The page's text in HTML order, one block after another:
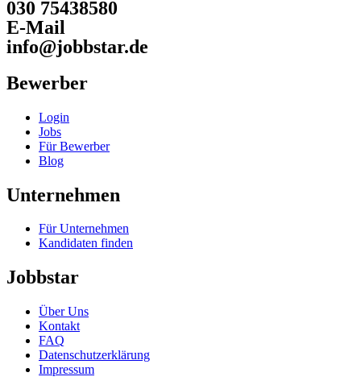
030 75438580
E-Mail
info@jobbstar.de
Bewerber
Login
Jobs
Für Bewerber
Blog
Unternehmen
Für Unternehmen
Kandidaten finden
Jobbstar
Über Uns
Kontakt
FAQ
Datenschutzerklärung
Impressum